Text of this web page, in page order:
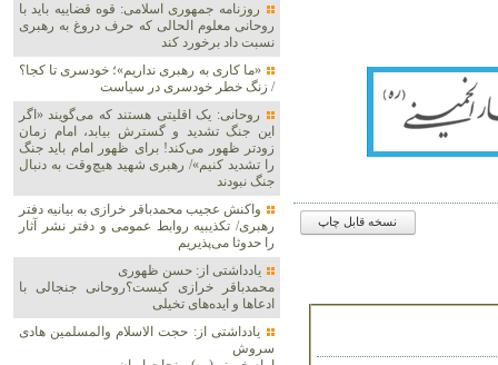
نسخه قابل چاپ
روزنامه جمهوری اسلامی: قوه قضاییه باید با
روحانی معلوم الحالی که حرف دروغ به رهبری
نسبت داد برخورد کند
«ما کاری به رهبری نداریم»؛ خودسری تا کجا؟
/ زنگ خطر خودسری در سیاست
روحانی: یک اقلیتی هستند که می‌گویند «اگر
این جنگ تشدید و گسترش بیابد، امام زمان
زودتر ظهور می‌کند! برای ظهور امام باید جنگ
را تشدید کنیم»/ رهبری شهید هیچ‌وقت به دنبال
جنگ نبودند
واکنش عجیب محمدباقر خرازی به بیانیه دفتر
رهبری/ تکذیبیه روابط عمومی و دفتر نشر آثار
را حدوثا می‌پذیریم
یادداشتی از: حسن ظهوری
محمدباقر خرازی کیست؟روحانی جنجالی با
ادعاها و ایده‌های تخیلی
یادداشتی از: حجت الاسلام والمسلمین هادی
سروش